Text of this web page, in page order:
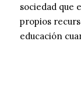
sociedad que
propios
educación